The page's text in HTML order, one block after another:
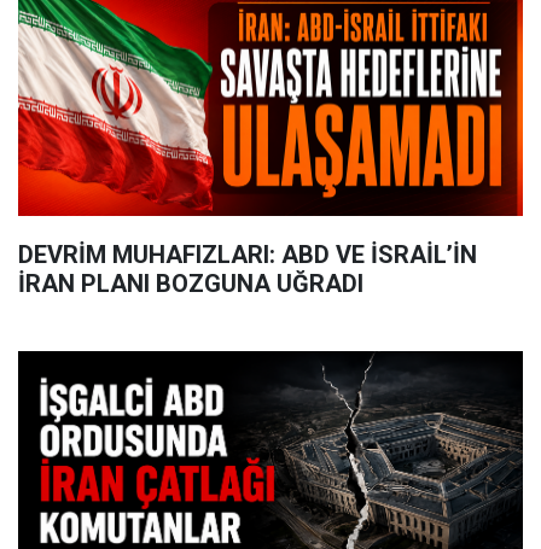
DEVRİM MUHAFIZLARI: ABD VE İSRAİL’İN
İRAN PLANI BOZGUNA UĞRADI